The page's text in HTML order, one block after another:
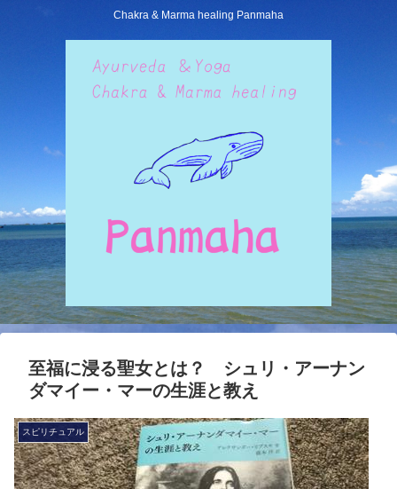
Chakra & Marma healing Panmaha
至福に浸る聖女とは？ シュリ・アーナン
ダマイー・マーの生涯と教え
スピリチュアル